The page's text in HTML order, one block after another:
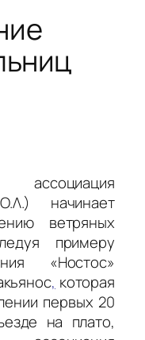
ассоциация
начинает
ветряных
примеру
«Ностос»
, которая
первых 20
на плато,